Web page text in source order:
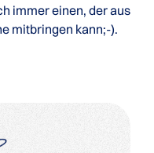
immer einen, der aus
mitbringen kann;-).